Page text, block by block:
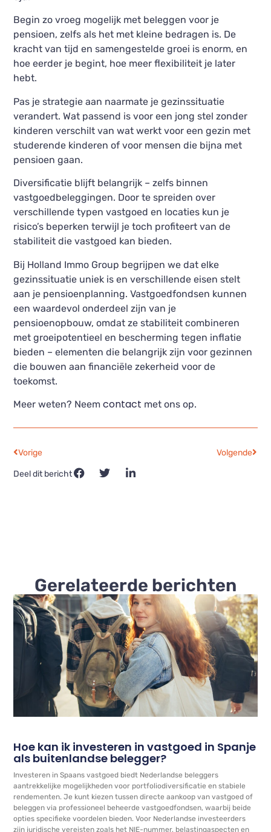
Begin zo vroeg mogelijk met beleggen voor je
pensioen, zelfs als het met kleine bedragen is. De
kracht van tijd en samengestelde groei is enorm, en
hoe eerder je begint, hoe meer flexibiliteit je later
hebt.
Pas je strategie aan naarmate je gezinssituatie
verandert. Wat passend is voor een jong stel zonder
kinderen verschilt van wat werkt voor een gezin met
studerende kinderen of voor mensen die bijna met
pensioen gaan.
Diversificatie blijft belangrijk – zelfs binnen
vastgoedbeleggingen. Door te spreiden over
verschillende typen vastgoed en locaties kun je
risico’s beperken terwijl je toch profiteert van de
stabiliteit die vastgoed kan bieden.
Bij Holland Immo Group begrijpen we dat elke
gezinssituatie uniek is en verschillende eisen stelt
aan je pensioenplanning. Vastgoedfondsen kunnen
een waardevol onderdeel zijn van je
pensioenopbouw, omdat ze stabiliteit combineren
met groeipotentieel en bescherming tegen inflatie
bieden – elementen die belangrijk zijn voor gezinnen
die bouwen aan financiële zekerheid voor de
toekomst.
Meer weten? Neemcontact met ons op.
Vorige Volgende
Deel dit bericht
Gerelateerde berichten
Hoe kan ik investeren in vastgoed in Spanje
als buitenlandse belegger?
Investeren in Spaans vastgoed biedt Nederlandse beleggers
aantrekkelijke mogelijkheden voor portfoliodiversificatie en stabiele
rendementen. Je kunt kiezen tussen directe aankoop van vastgoed of
beleggen via professioneel beheerde vastgoedfondsen, waarbij beide
opties specifieke voordelen bieden. Voor Nederlandse investeerders
zijn juridische vereisten zoals het NIE-nummer, belastingaspecten en